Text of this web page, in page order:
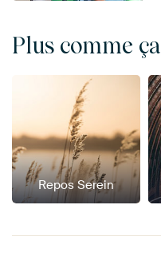
Plus comme ça
Repos Serein